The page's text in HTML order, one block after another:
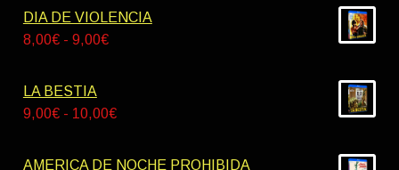
precios:
DIA DE VIOLENCIA
8,00€ - 9,00€Rango
desde
LA BESTIA
9,00€ - 10,00€Rango
precios:
AMERICA DE NOCHE PROHIBIDA